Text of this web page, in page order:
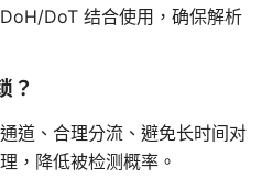
DoT 结合使用，确保解析
？
道、合理分流、避免长时间对
，降低被检测概率。